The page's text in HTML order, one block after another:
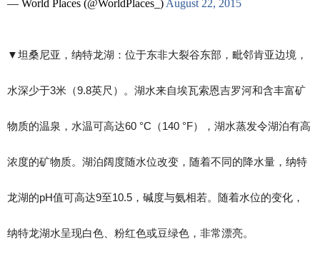
— World Places (@WorldPlaces_) August 22, 2015
▼​坦桑尼亚，纳特龙湖：位于东非大裂谷东部，毗邻肯亚边境，
水深少于3米（9.8英尺）。湖水来自埃瓦索恩吉罗河和含丰富矿
物质的温泉，水温可高达60 °C（140 °F），湖水蒸发令湖泊有高
浓度的矿物质。湖泊阔度随水位改变，随着不同的降水量，纳特
龙湖的pH值可高达9至10.5，碱度与氨相若。随着水位的变化，
纳特龙湖水呈现白色、粉红色或豆绿色，非常漂亮。